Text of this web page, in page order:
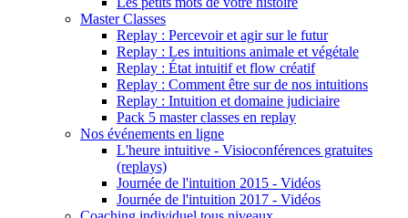
Master Classes
Replay : Percevoir et agir sur le futur
Replay : Les intuitions animale et végétale
Replay : État intuitif et flow créatif
Replay : Comment être sur de nos intuitions
Replay : Intuition et domaine judiciaire
Pack 5 master classes en replay
Nos événements en ligne
L'heure intuitive - Visioconférences gratuites
(replays)
Journée de l'intuition 2015 - Vidéos
Journée de l'intuition 2017 - Vidéos